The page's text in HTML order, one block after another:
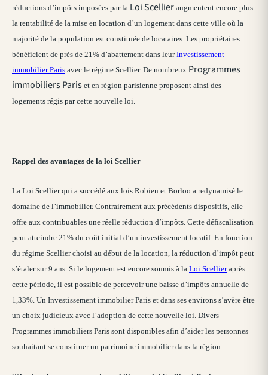
réductions d’impôts imposées par la Loi Scellier augmentent encore plus
la rentabilité de la mise en location d’un logement dans cette ville où la
majorité de la population est constituée de locataires. Les propriétaires
bénéficient de près de 21% d’abattement dans leurInvestissement
immobilier Paris avec le régime Scellier. De nombreux Programmes
immobiliers Paris et en région parisienne proposent ainsi des
logements régis par cette nouvelle loi.
Rappel des avantages de la loi Scellier
La Loi Scellier qui a succédé aux lois Robien et Borloo a redynamisé le
domaine de l’immobilier. Contrairement aux précédents dispositifs, elle
offre aux contribuables une réelle réduction d’impôts. Cette défiscalisation
peut atteindre 21% du coût initial d’un investissement locatif. En fonction
du régime Scellier choisi au début de la location, la réduction d’impôt peut
s’étaler sur 9 ans. Si le logement est encore soumis à la Loi Scellieraprès
cette période, il est possible de percevoir une baisse d’impôts annuelle de
1,33%. Un Investissement immobilier Paris et dans ses environs s’avère être
un choix judicieux avec l’adoption de cette nouvelle loi. Divers
Programmes immobiliers Paris sont disponibles afin d’aider les personnes
souhaitant se constituer un patrimoine immobilier dans la région.